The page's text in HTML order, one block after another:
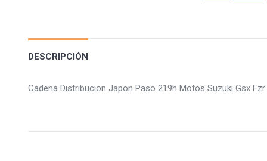
DESCRIPCIÓN
Cadena Distribucion Japon Paso 219h Motos Suzuki Gsx Fzr